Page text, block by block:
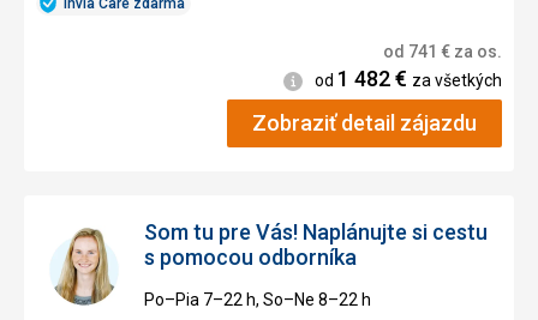
Invia Care zdarma
od 741 € za os.
Informácie
od 1 482€ za všetkých
Zobraziť detail zájazdu
Som tu pre Vás! Naplánujte si cestu
s pomocou odborníka
Po–Pia 7–⁠⁠⁠⁠⁠⁠22 h, So–Ne 8–⁠⁠⁠⁠⁠⁠22 h